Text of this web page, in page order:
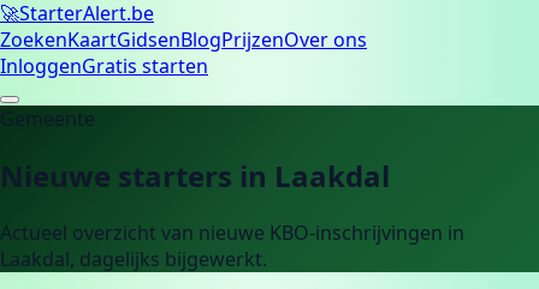
🚀StarterAlert.be
ZoekenKaartGidsenBlogPrijzenOver ons
InloggenGratis starten
Gemeente
Nieuwe starters in Laakdal
Actueel overzicht van nieuwe KBO-inschrijvingen in
Laakdal, dagelijks bijgewerkt.